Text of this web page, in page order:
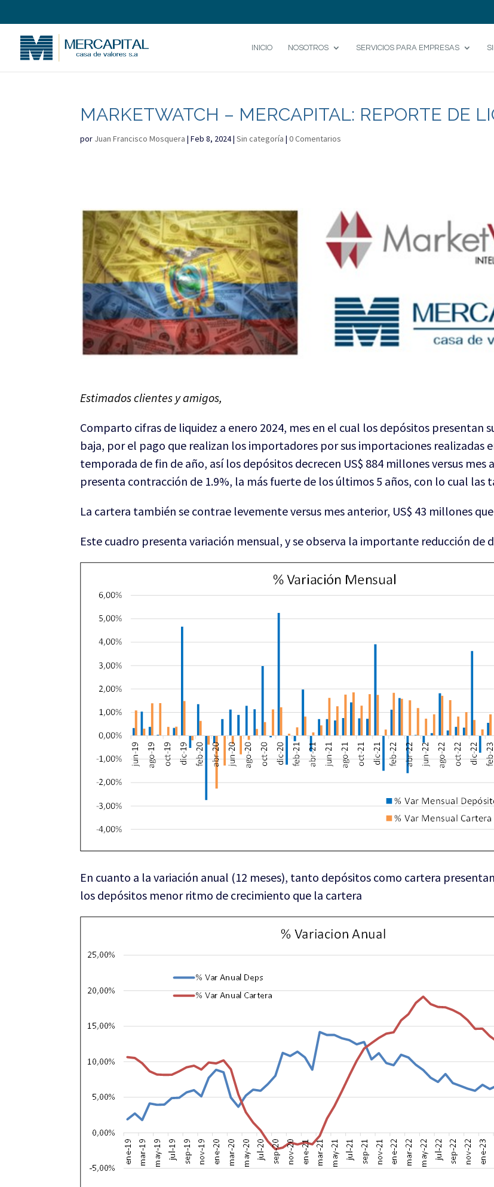
INICIO NOSOTROS SERVICIOS PARA EMPRESAS
MARKETWATCH – MERCAPITAL: REPORTE DE
por Juan Francisco Mosquera |Feb 8, 2024|Sin categoría |0 Comentarios
Estimados clientes y amigos,
Comparto cifras de liquidez a enero 2024, mes en el cual los depósitos presentan
baja, por el pago que realizan los importadores por sus importaciones realizadas
temporada de fin de año, así los depósitos decrecen US$ 884 millones versus mes
presenta contracción de 1.9%, la más fuerte de los últimos 5 años, con lo cual las
La cartera también se contrae levemente versus mes anterior, US$ 43 millones
Este cuadro presenta variación mensual, y se observa la importante reducción de
En cuanto a la variación anual (12 meses), tanto depósitos como cartera
los depósitos menor ritmo de crecimiento que la cartera